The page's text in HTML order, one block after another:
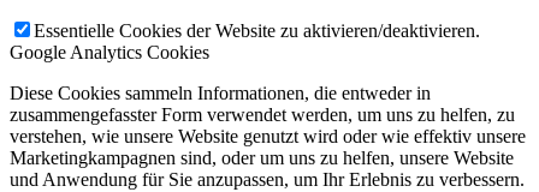
Essentielle Cookies der Website zu aktivieren/deaktivieren.
Google Analytics Cookies
Diese Cookies sammeln Informationen, die entweder in
zusammengefasster Form verwendet werden, um uns zu helfen, zu
verstehen, wie unsere Website genutzt wird oder wie effektiv unsere
Marketingkampagnen sind, oder um uns zu helfen, unsere Website
und Anwendung für Sie anzupassen, um Ihr Erlebnis zu verbessern.